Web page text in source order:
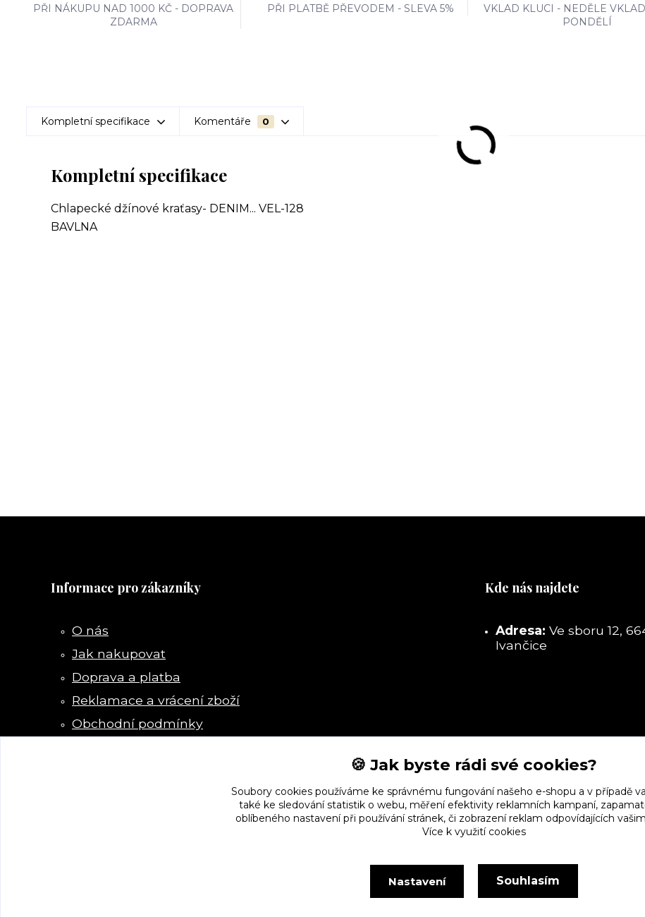
PŘI NÁKUPU NAD 1000 KČ - DOPRAVA
ZDARMA
PŘI PLATBĚ PŘEVODEM - SLEVA 5%
VKLAD KLUCI - NEDĚLE
PONDĚLÍ
Kompletní specifikace Komentáře 0
Kompletní specifikace
Chlapecké džínové kraťasy- DENIM... VEL-128
BAVLNA
Informace pro zákazníky
O nás
Jak nakupovat
Doprava a platba
Reklamace a vrácení zboží
Obchodní podmínky
Kde nás najdete
Adresa: Ve sboru 12,
Ivančice
🍪 Jak byste rádi své cookies?
Soubory cookies používáme ke správnému fungování našeho e-shopu a v případě
také ke sledování statistik o webu, měření efektivity reklamních kampaní,
oblíbeného nastavení při používání stránek, či zobrazení reklam odpovídajících
Více k využití cookies
Nastavení Souhlasím